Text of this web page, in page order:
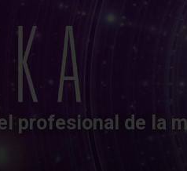
profesional de la